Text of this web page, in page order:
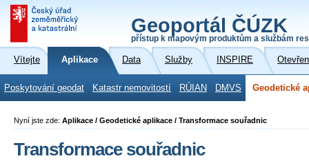
Geoportál ČÚZK
přístup k mapovým produktům a službám
Vítejte Aplikace Data Služby INSPIRE
Poskytování geodat Katastr nemovitostí RÚIAN DMVS Geodetické
Nyní jste zde: Aplikace / Geodetické aplikace / Transformace souřadnic
Transformace souřadnic